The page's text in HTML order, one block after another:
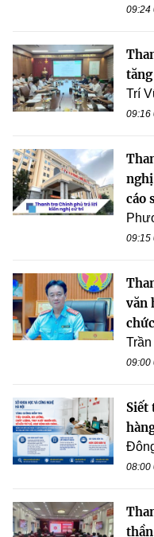
09:24
Trí
09:16
cáo
09:15
văn
chức
09:00
Siết
08:00